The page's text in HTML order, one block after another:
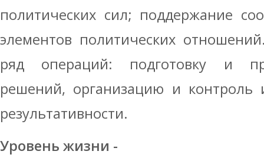
политических сил; поддержание
элементов политических
ряд операций: подготовку и
решений, организацию и контроль
результативности.
Уровень жизни -